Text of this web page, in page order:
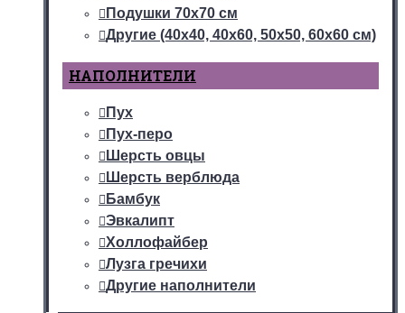
Подушки 70х70 см
Другие (40х40, 40х60, 50х50, 60х60 см)
НАПОЛНИТЕЛИ
Пух
Пух-перо
Шерсть овцы
Шерсть верблюда
Бамбук
Эвкалипт
Холлофайбер
Лузга гречихи
Другие наполнители